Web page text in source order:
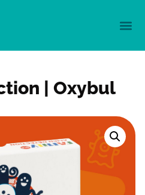
| Oxybul